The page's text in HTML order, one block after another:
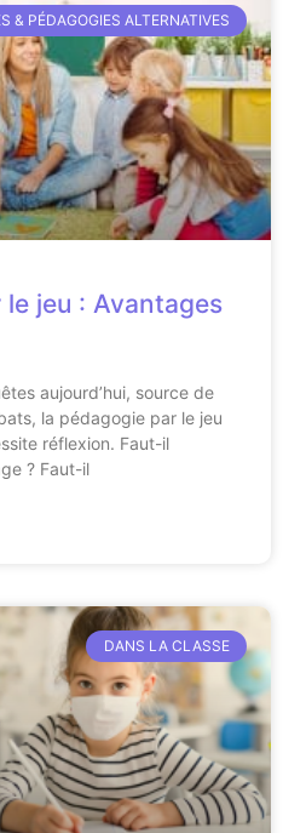
& PÉDAGOGIES ALTERNATIVES
jeu : Avantages
aujourd’hui, source de
la pédagogie par le jeu
réflexion. Faut-il
? Faut-il
DANS LA CLASSE